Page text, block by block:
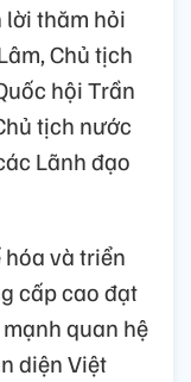
thăm hỏi
Chủ tịch
hội Trần
tịch nước
Lãnh đạo
và triển
cấp cao đạt
quan hệ
diện Việt